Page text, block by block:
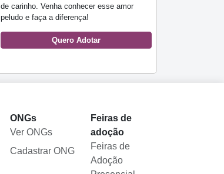
de carinho. Venha conhecer esse amor
peludo e faça a diferença!
Quero Adotar
ONGs
Ver ONGs
Cadastrar ONG
Feiras de
adoção
Feiras de
Adoção